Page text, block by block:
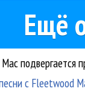
Ещё
с Fleetwood